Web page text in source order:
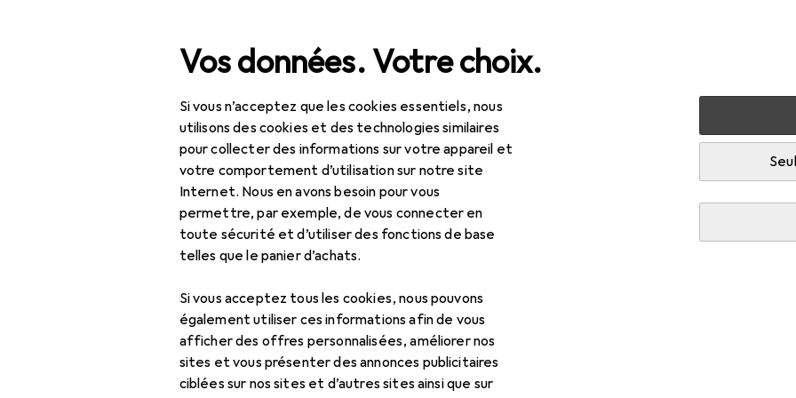
Vos données. Votre choix.
Si vous n’acceptez que les cookies essentiels, nous
utilisons des cookies et des technologies similaires
pour collecter des informations sur votre appareil et
votre comportement d’utilisation sur notre site
Internet. Nous en avons besoin pour vous
permettre, par exemple, de vous connecter en
toute sécurité et d’utiliser des fonctions de base
telles que le panier d’achats.
Si vous acceptez tous les cookies, nous pouvons
également utiliser ces informations afin de vous
afficher des offres personnalisées, améliorer nos
sites et vous présenter des annonces publicitaires
ciblées sur nos sites et d’autres sites ainsi que sur
Recherche
Machines + ateliers Outil électrique Percer + visser
EUR
729,60
FlexMarteau de forage combiné sans fil
Marteau perforateur
Accessoires pour Flex Marteau de forage
Ici, vous trouverez des accessoires compatibles avec le produit Flex Marteau de forage